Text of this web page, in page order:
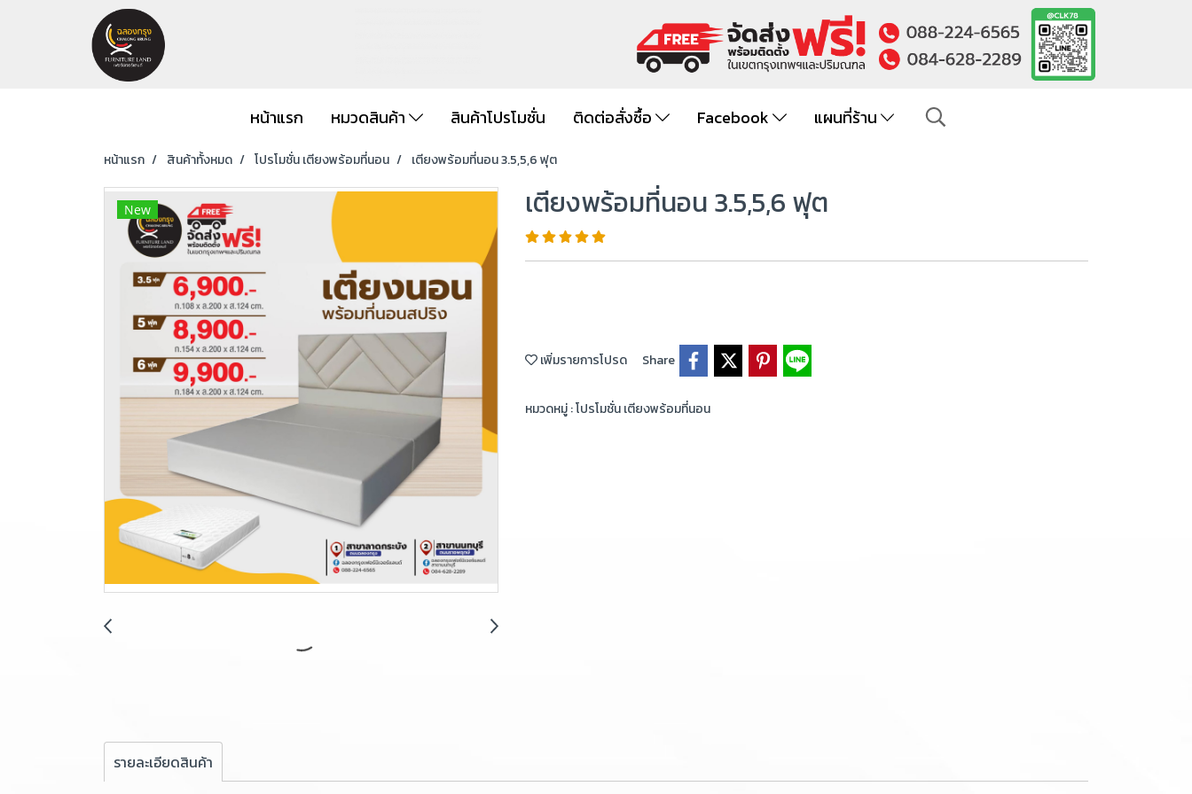
หน้าแรก หมวดสินค้า สินค้าโปรโมชั่น ติดต่อสั่งซื้อ Facebook แผนที่ร้าน
หน้าแรก สินค้าทั้งหมด โปรโมชั่น เตียงพร้อมที่นอน เตียงพร้อมที่นอน 3.5,5,6 ฟุต
New เตียงพร้อมที่นอน 3.5,5,6 ฟุต
เพิ่มรายการโปรด Share
หมวดหมู่ :โปรโมชั่น เตียงพร้อมที่นอน
รายละเอียดสินค้า